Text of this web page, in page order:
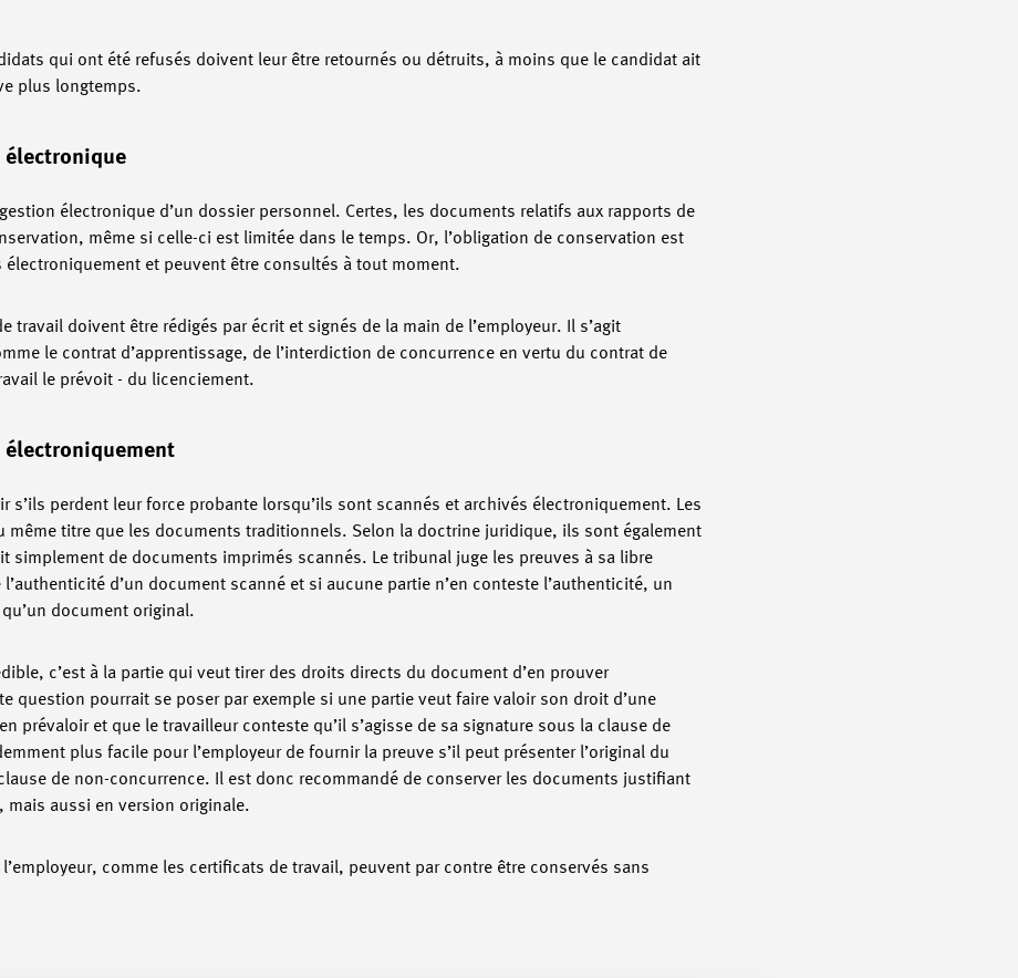
qui ont été refusés doivent leur être retournés ou détruits, à moins que le candidat ait
plus longtemps.
électronique
électronique d’un dossier personnel. Certes, les documents relatifs aux rapports de
même si celle-ci est limitée dans le temps. Or, l’obligation de conservation est
et peuvent être consultés à tout moment.
travail doivent être rédigés par écrit et signés de la main de l’employeur. Il s’agit
le contrat d’apprentissage, de l’interdiction de concurrence en vertu du contrat de
le prévoit - du licenciement.
électroniquement
s’ils perdent leur force probante lorsqu’ils sont scannés et archivés électroniquement. Les
même titre que les documents traditionnels. Selon la doctrine juridique, ils sont également
simplement de documents imprimés scannés. Le tribunal juge les preuves à sa libre
d’un document scanné et si aucune partie n’en conteste l’authenticité, un
document original.
c’est à la partie qui veut tirer des droits directs du document d’en prouver
question pourrait se poser par exemple si une partie veut faire valoir son droit d’une
prévaloir et que le travailleur conteste qu’il s’agisse de sa signature sous la clause de
plus facile pour l’employeur de fournir la preuve s’il peut présenter l’original du
de non-concurrence. Il est donc recommandé de conserver les documents justifiant
aussi en version originale.
comme les certificats de travail, peuvent par contre être conservés sans